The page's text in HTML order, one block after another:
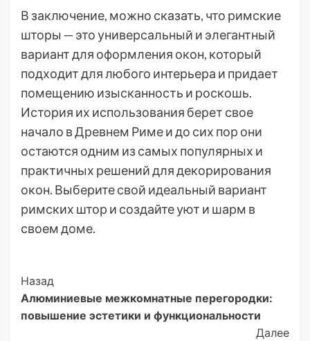
В заключение, можно сказать, что римские
шторы — это универсальный и элегантный
вариант для оформления окон, который
подходит для любого интерьера и придает
помещению изысканность и роскошь.
История их использования берет свое
начало в Древнем Риме и до сих пор они
остаются одним из самых популярных и
практичных решений для декорирования
окон. Выберите свой идеальный вариант
римских штор и создайте уют и шарм в
своем доме.
Post
Navigation
Назад
Алюминиевые межкомнатные перегородки:
повышение эстетики и функциональности
Далее